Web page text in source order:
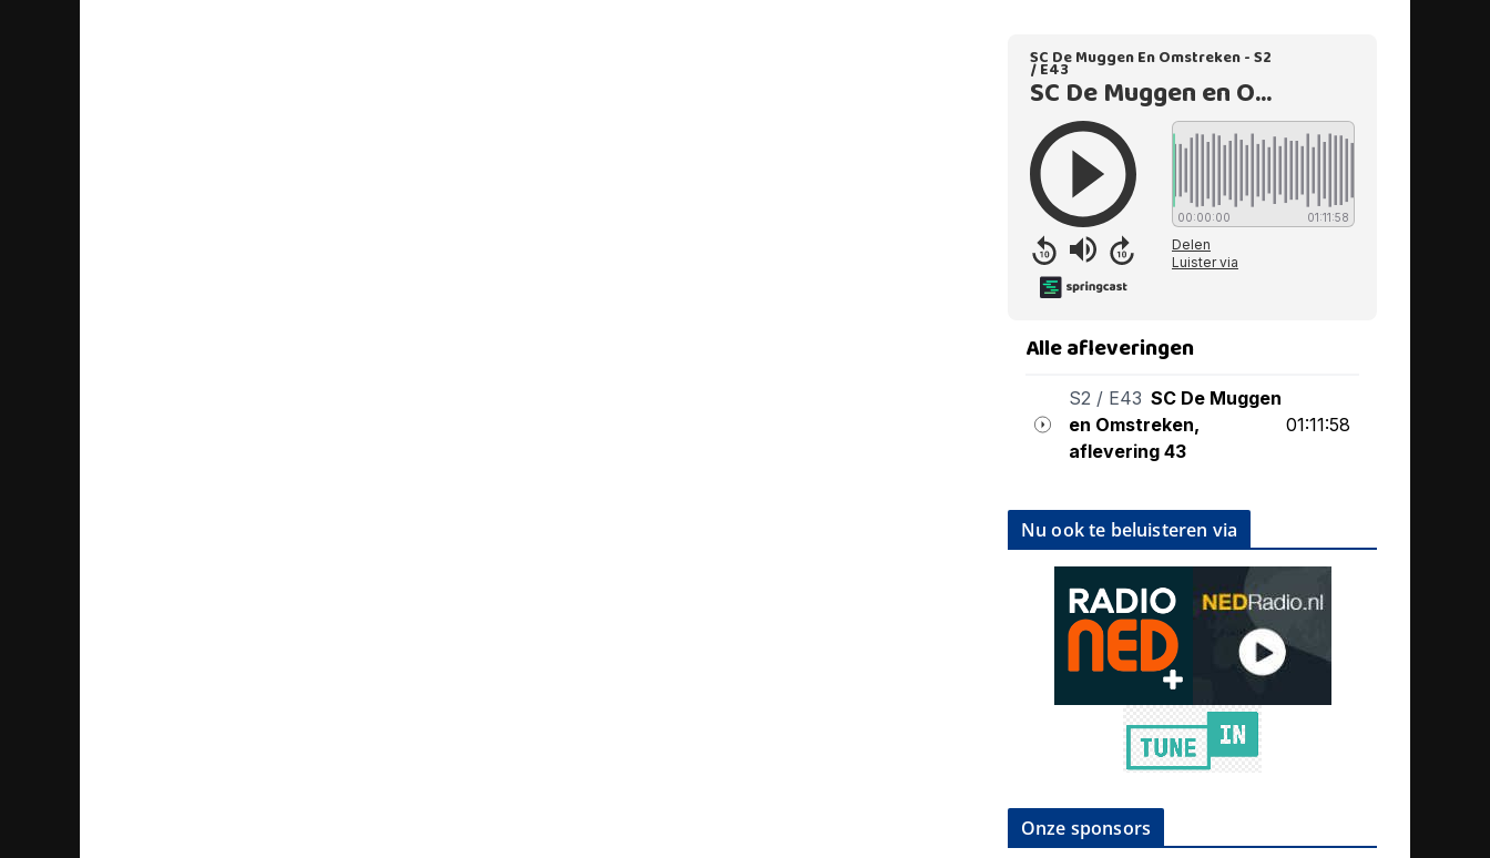
Nu ook te beluisteren via
Onze sponsors